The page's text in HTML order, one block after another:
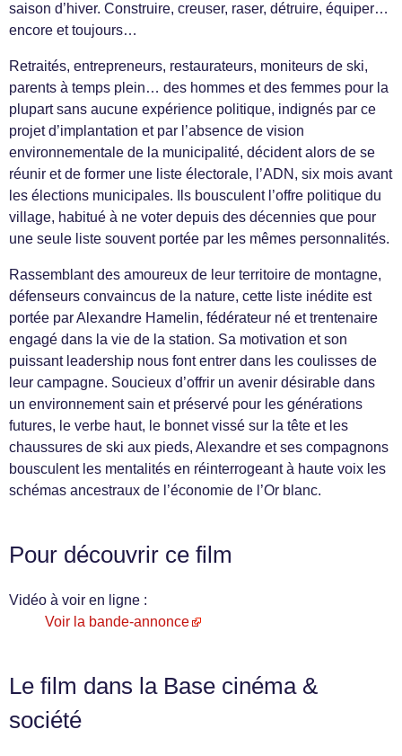
saison d’hiver. Construire, creuser, raser, détruire, équiper…
encore et toujours…
Retraités, entrepreneurs, restaurateurs, moniteurs de ski,
parents à temps plein… des hommes et des femmes pour la
plupart sans aucune expérience politique, indignés par ce
projet d’implantation et par l’absence de vision
environnementale de la municipalité, décident alors de se
réunir et de former une liste électorale, l’ADN, six mois avant
les élections municipales. Ils bousculent l’offre politique du
village, habitué à ne voter depuis des décennies que pour
une seule liste souvent portée par les mêmes personnalités.
Rassemblant des amoureux de leur territoire de montagne,
défenseurs convaincus de la nature, cette liste inédite est
portée par Alexandre Hamelin, fédérateur né et trentenaire
engagé dans la vie de la station. Sa motivation et son
puissant leadership nous font entrer dans les coulisses de
leur campagne. Soucieux d’offrir un avenir désirable dans
un environnement sain et préservé pour les générations
futures, le verbe haut, le bonnet vissé sur la tête et les
chaussures de ski aux pieds, Alexandre et ses compagnons
bousculent les mentalités en réinterrogeant à haute voix les
schémas ancestraux de l’économie de l’Or blanc.
Pour découvrir ce film
Vidéo à voir en ligne :
Voir la bande-annonce
Le film dans la Base cinéma &
société